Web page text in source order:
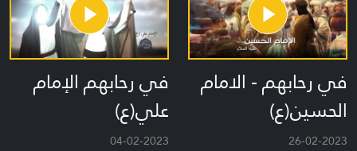
في رحابهم - الامام
الحسين(ع)
26-02-2023
في رحابهم الإمام
علي(ع)
04-02-2023